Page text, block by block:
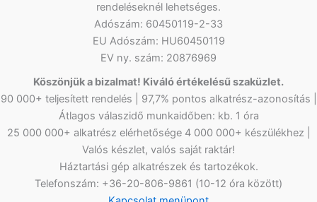
rendeléseknél lehetséges.
Adószám: 60450119-2-33
EU Adószám: HU60450119
EV ny. szám: 20876969
Köszönjük a bizalmat! Kiváló értékelésű szaküzlet.
90 000+ teljesített rendelés | 97,7% pontos alkatrész-azonosítás |
Átlagos válaszidő munkaidőben: kb. 1 óra
25 000 000+ alkatrész elérhetősége 4 000 000+ készülékhez |
Valós készlet, valós saját raktár!
Háztartási gép alkatrészek és tartozékok.
Telefonszám: +36-20-806-9861 (10-12 óra között)